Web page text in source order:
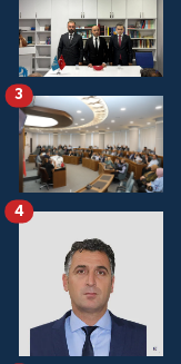
3
4